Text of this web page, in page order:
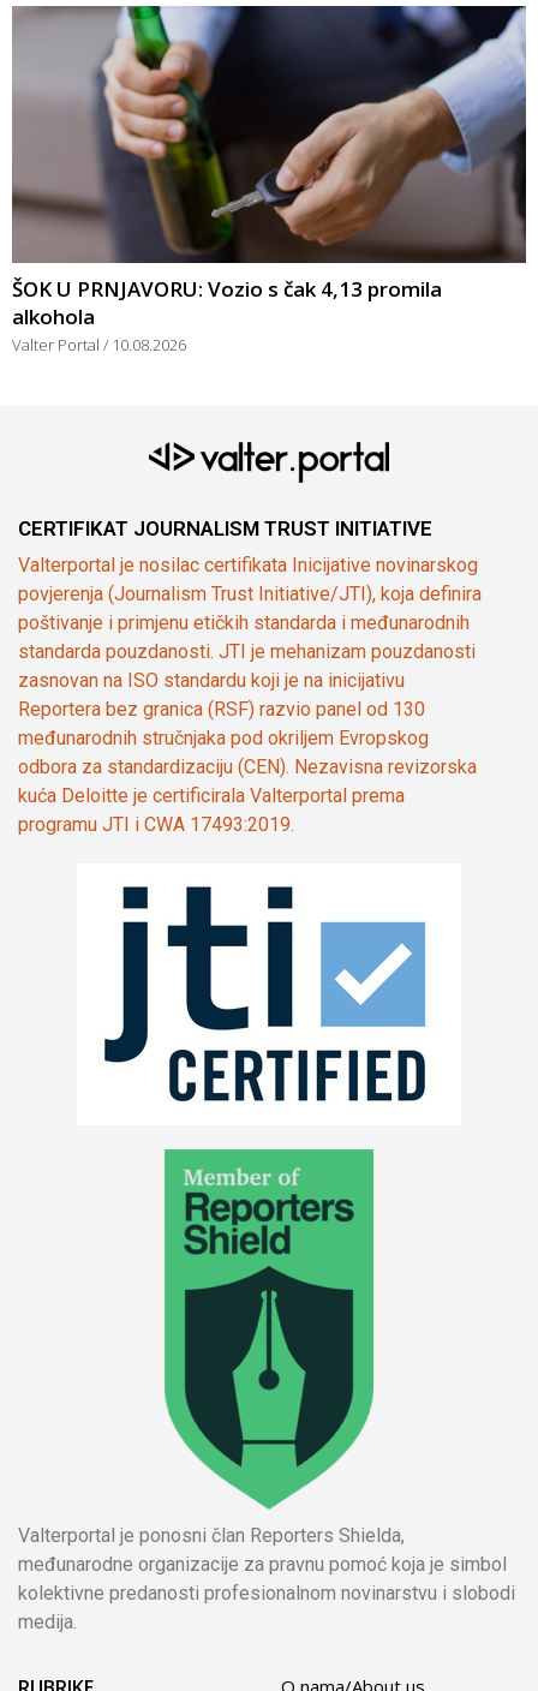
ŠOK U PRNJAVORU: Vozio s čak 4,13 promila
alkohola
Valter Portal 10.08.2026
CERTIFIKAT JOURNALISM TRUST INITIATIVE
Valterportal je nosilac certifikata Inicijative novinarskog
povjerenja (Journalism Trust Initiative/JTI), koja definira
poštivanje i primjenu etičkih standarda i međunarodnih
standarda pouzdanosti. JTI je mehanizam pouzdanosti
zasnovan na ISO standardu koji je na inicijativu
Reportera bez granica (RSF) razvio panel od 130
međunarodnih stručnjaka pod okriljem Evropskog
odbora za standardizaciju (CEN). Nezavisna revizorska
kuća Deloitte je certificirala Valterportal prema
programu JTI i CWA 17493:2019.
Valterportal je ponosni član Reporters Shielda,
međunarodne organizacije za pravnu pomoć koja je simbol
kolektivne predanosti profesionalnom novinarstvu i slobodi
medija.